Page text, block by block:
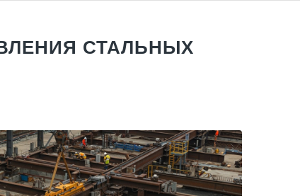
СТАЛЬНЫХ